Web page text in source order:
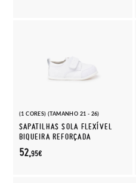
(1 CORES) (TAMANHO 21 - 26)
SAPATILHAS SOLA FLEXÍVEL
BIQUEIRA REFORÇADA
52,95€